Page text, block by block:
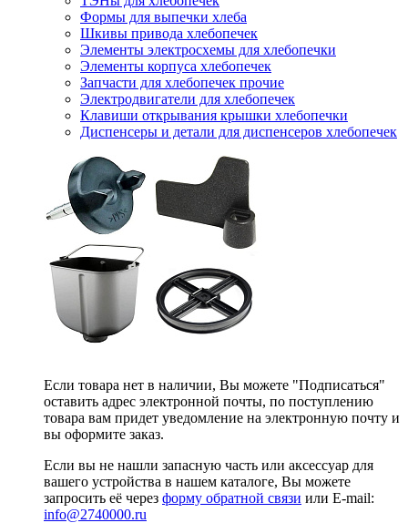
Формы для выпечки хлеба
Шкивы привода хлебопечек
Элементы электросхемы для хлебопечки
Элементы корпуса хлебопечек
Запчасти для хлебопечек прочие
Электродвигатели для хлебопечек
Клавиши открывания крышки хлебопечки
Диспенсеры и детали для диспенсеров хлебопечек
Если товара нет в наличии, Вы можете "Подписаться"
оставить адрес электронной почты, по поступлению
товара вам придет уведомление на электронную почту и
вы оформите заказ.
Если вы не нашли запасную часть или аксессуар для
вашего устройства в нашем каталоге, Вы можете
запросить её через форму обратной связи или E-mail:
info@2740000.ru